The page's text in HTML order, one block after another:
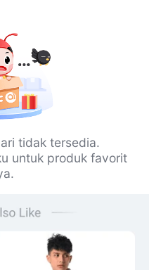
tidak tersedia.
untuk produk favorit